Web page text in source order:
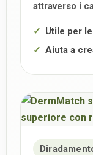
attraverso i
Utile per
Aiuta a